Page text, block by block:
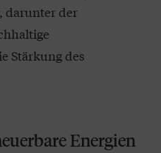
darunter der
Stärkung des
Energien